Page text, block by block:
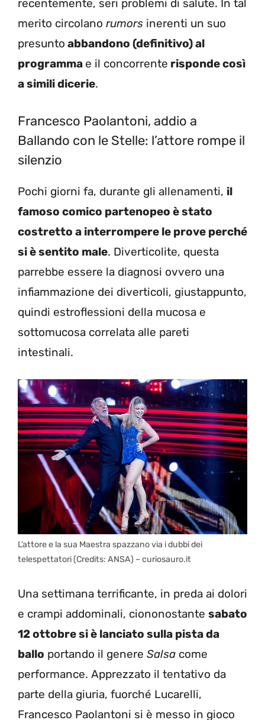
recentemente, seri problemi di salute. In tal
merito circolano rumors inerenti un suo
presunto abbandono (definitivo) al
programma e il concorrente risponde così
a simili dicerie.
Francesco Paolantoni, addio a
Ballando con le Stelle: l’attore rompe il
silenzio
Pochi giorni fa, durante gli allenamenti, il
famoso comico partenopeo è stato
costretto a interrompere le prove perché
si è sentito male. Diverticolite, questa
parrebbe essere la diagnosi ovvero una
infiammazione dei diverticoli, giustappunto,
quindi estroflessioni della mucosa e
sottomucosa correlata alle pareti
intestinali.
L’attore e la sua Maestra spazzano via i dubbi dei
telespettatori (Credits: ANSA) – curiosauro.it
Una settimana terrificante, in preda ai dolori
e crampi addominali, ciononostante sabato
12 ottobre si è lanciato sulla pista da
ballo portando il genere Salsa come
performance. Apprezzato il tentativo da
parte della giuria, fuorché Lucarelli,
Francesco Paolantoni si è messo in gioco